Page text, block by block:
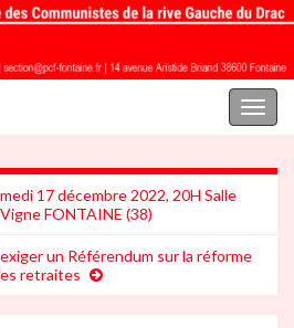
Toggle
17 décembre 2022, 20H Salle
FONTAINE (38)
un Référendum sur la réforme
retraites